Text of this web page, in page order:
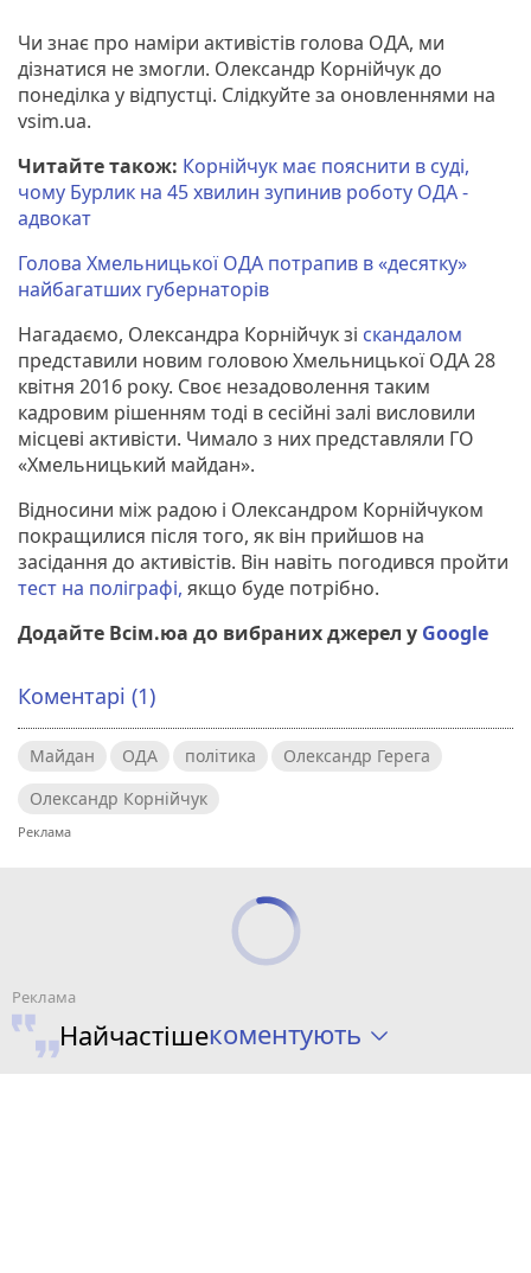
Чи знає про наміри активістів голова ОДА, ми
дізнатися не змогли. Олександр Корнійчук до
понеділка у відпустці. Слідкуйте за оновленнями на
vsim.ua.
Читайте також: Корнійчук має пояснити в суді,
чому Бурлик на 45 хвилин зупинив роботу ОДА -
адвокат
Голова Хмельницької ОДА потрапив в «десятку»
найбагатших губернаторів
Нагадаємо, Олександра Корнійчук зі скандалом
представили новим головою Хмельницької ОДА 28
квітня 2016 року. Своє незадоволення таким
кадровим рішенням тоді в сесійні залі висловили
місцеві активісти. Чимало з них представляли ГО
«Хмельницький майдан».
Відносини між радою і Олександром Корнійчуком
покращилися після того, як він прийшов на
засідання до активістів. Він навіть погодився пройти
тест на поліграфі, якщо буде потрібно.
Додайте Всім.юа до вибраних джерел у Google
Коментарі (1)
Майдан ОДА політика
Олександр Герега
Олександр Корнійчук
Найчастішекоментують